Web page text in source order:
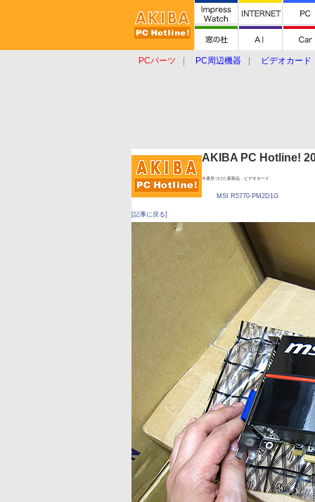
PCパーツ PC周辺機器
ビデオカード
AKIBA PC Hotline!
今週見つけた新製品：ビデオカード
MSI R5770-PM2D1G
[記事に戻る]